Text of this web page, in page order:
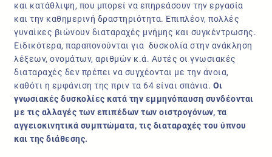
και κατάθλιψη, που μπορεί να επηρεάσουν την εργασία
και την καθημερινή δραστηριότητα. Επιπλέον, πολλές
γυναίκες βιώνουν διαταραχές μνήμης και συγκέντρωσης.
Ειδικότερα, παραπονούνται για δυσκολία στην ανάκληση
λέξεων, ονομάτων, αριθμών κ.ά. Αυτές οι γνωσιακές
διαταραχές δεν πρέπει να συγχέονται με την άνοια,
καθότι η εμφάνιση της πριν τα 64 είναι σπάνια. Οι
γνωσιακές δυσκολίες κατά την εμμηνόπαυση συνδέονται
με τις αλλαγές των επιπέδων των οιστρογόνων, τα
αγγειοκινητικά συμπτώματα, τις διαταραχές του ύπνου
και της διάθεσης.